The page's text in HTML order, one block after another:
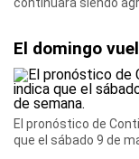
El domingo
El pronóstico de
que el sábado 9 de